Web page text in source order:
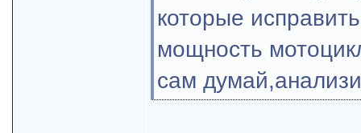
которые
мощность
сам